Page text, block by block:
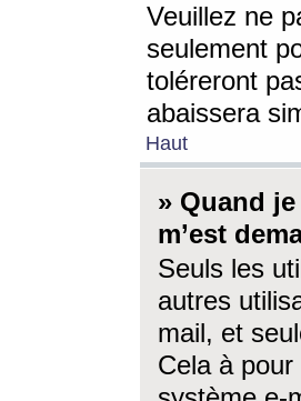
Veuillez ne
seulement
toléreront
abaissera
Haut
» Quand
m’est
Seuls les
autres
mail, et
Cela à pour